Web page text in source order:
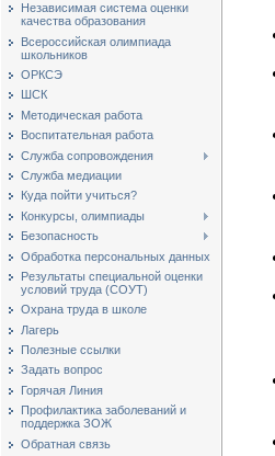
Независимая система оценки
качества образования
Всероссийская олимпиада
школьников
ОРКСЭ
ШСК
Методическая работа
Воспитательная работа
Служба сопровождения
Служба медиации
Куда пойти учиться?
Конкурсы, олимпиады
Безопасность
Обработка персональных данных
Результаты специальной оценки
условий труда (СОУТ)
Охрана труда в школе
Лагерь
Полезные ссылки
Задать вопрос
Горячая Линия
Профилактика заболеваний и
поддержка ЗОЖ
Обратная связь